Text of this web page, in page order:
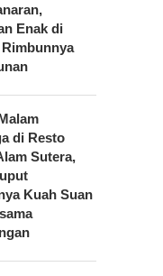
Enak di
di Resto
Sutera,
Kuah Suan